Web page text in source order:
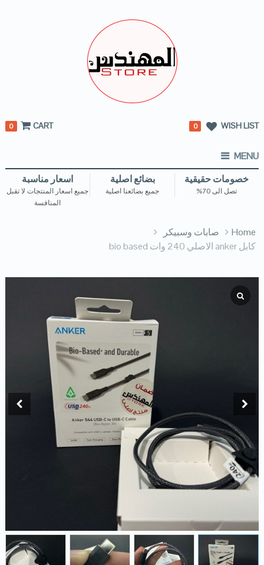
WISH LIST
0
CART
0
MENU
خصومات حقيقية
تصل الى 70%
بضائع اصلية
جميع بضائعنا اصلية
اسعار مناسبة
جميع اسعار المنتجات لا تقبل
المنافسة
Home
صابات وسبيكر
كابل anker الاصلي 240 وات bio based